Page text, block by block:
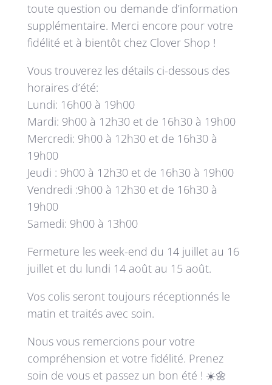
toute question ou demande d’information
supplémentaire. Merci encore pour votre
fidélité et à bientôt chez Clover Shop !
Vous trouverez les détails ci-dessous des
horaires d’été:
Lundi: 16h00 à 19h00
Mardi: 9h00 à 12h30 et de 16h30 à 19h00
Mercredi: 9h00 à 12h30 et de 16h30 à
19h00
Jeudi : 9h00 à 12h30 et de 16h30 à 19h00
Vendredi :9h00 à 12h30 et de 16h30 à
19h00
Samedi: 9h00 à 13h00
Fermeture les week-end du 14 juillet au 16
juillet et du lundi 14 août au 15 août.
Vos colis seront toujours réceptionnés le
matin et traités avec soin.
Nous vous remercions pour votre
compréhension et votre fidélité. Prenez
soin de vous et passez un bon été ! ☀️🌼